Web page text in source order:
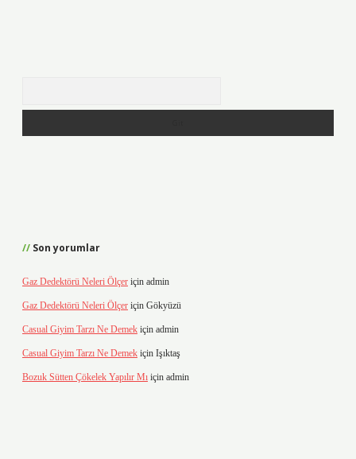
Son yorumlar
Gaz Dedektörü Neleri Ölçer için admin
Gaz Dedektörü Neleri Ölçer için Gökyüzü
Casual Giyim Tarzı Ne Demek için admin
Casual Giyim Tarzı Ne Demek için Işıktaş
Bozuk Sütten Çökelek Yapılır Mı için admin